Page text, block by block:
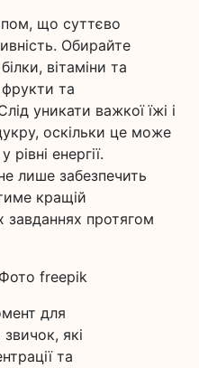
що суттєво
Обирайте
вітаміни та
фрукти та
уникати важкої їжі і
оскільки це може
енергії.
лише забезпечить
кращій
завданнях протягом
freepik
для
які
та